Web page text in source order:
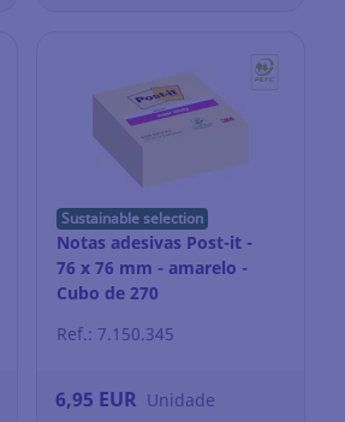
Sustainable selection
Notas adesivas Post-it -
76 x 76 mm - amarelo -
Cubo de 270
Ref.: 7.150.345
6,95 EUR Unidade